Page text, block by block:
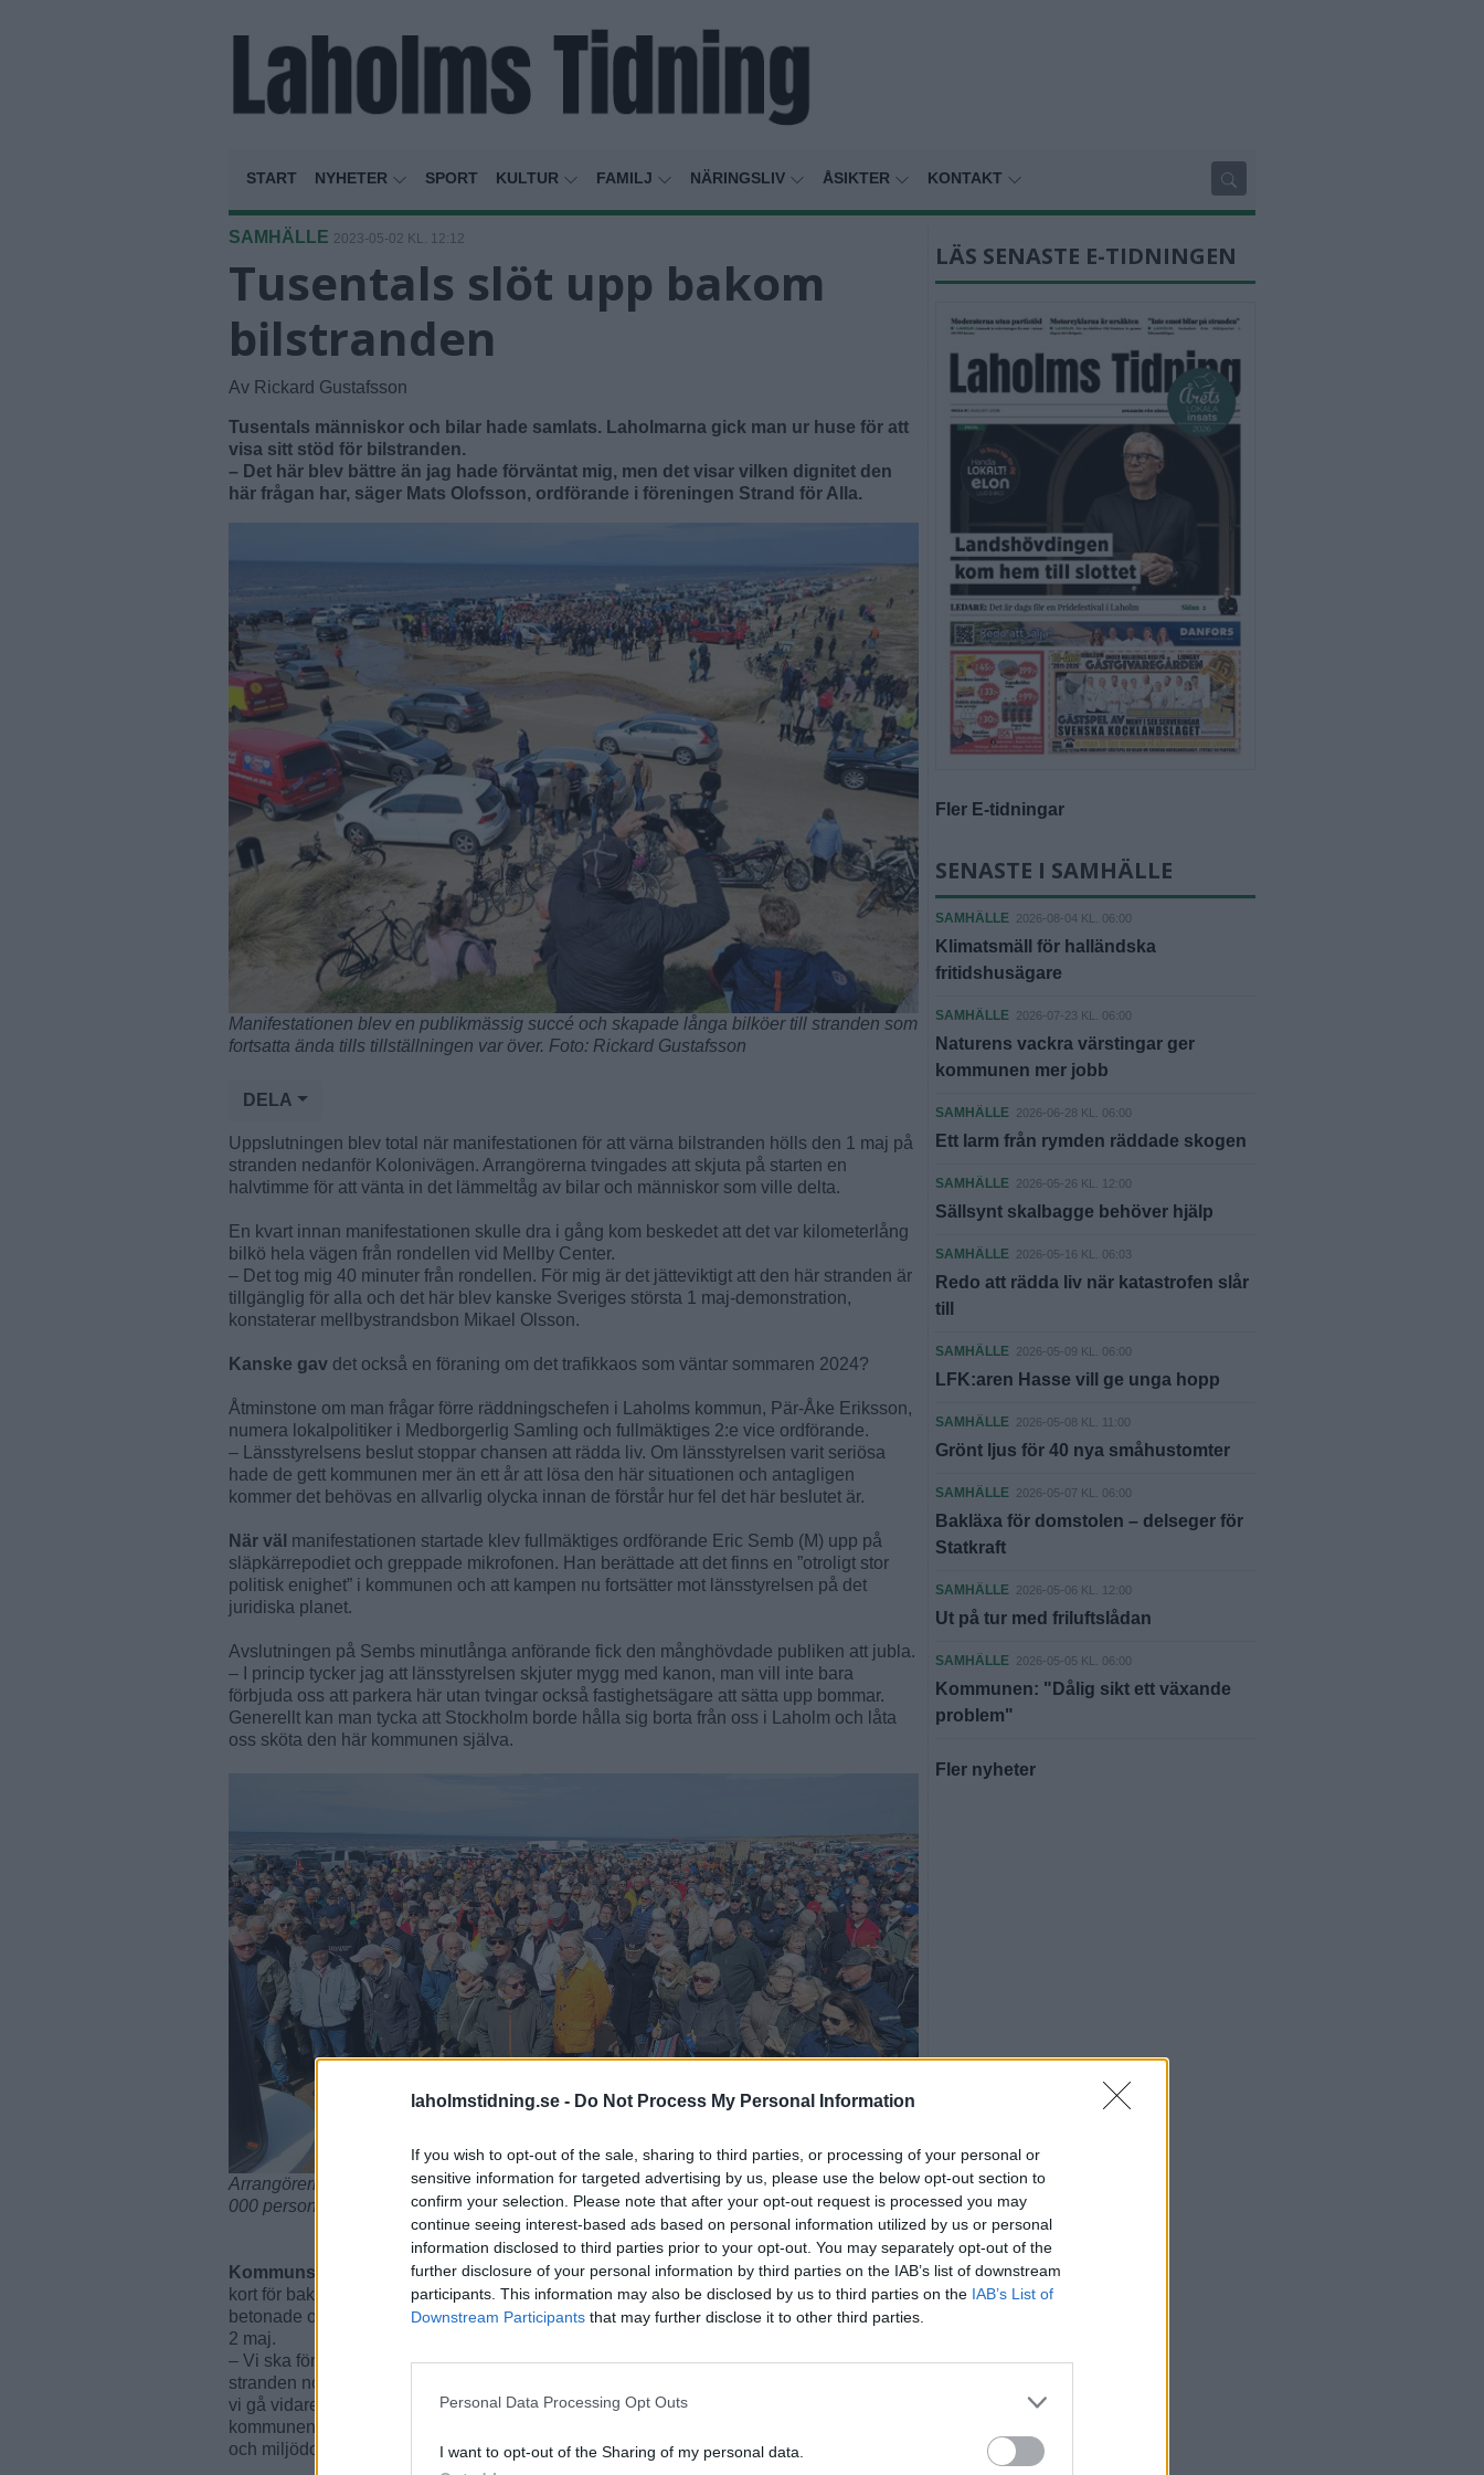
laholmstidning.se - Do Not Process My Personal Information
If you wish to opt-out of the sale, sharing to third parties, or processing of your personal or
sensitive information for targeted advertising by us, please use the below opt-out section to
confirm your selection. Please note that after your opt-out request is processed you may
continue seeing interest-based ads based on personal information utilized by us or personal
information disclosed to third parties prior to your opt-out. You may separately opt-out of the
further disclosure of your personal information by third parties on the IAB’s list of downstream
participants. This information may also be disclosed by us to third parties on the IAB’s List of
Downstream Participants that may further disclose it to other third parties.
Personal Data Processing Opt Outs
I want to opt-out of the Sharing of my personal data.
START NYHETER SPORT KULTUR FAMILJ NÄRINGSLIV ÅSIKTER KONTAKT
SAMHÄLLE 2023-05-02 KL. 12:12
Tusentals slöt upp bakom
bilstranden
Av Rickard Gustafsson
Tusentals människor och bilar hade samlats. Laholmarna gick man ur huse för att
visa sitt stöd för bilstranden.
– Det här blev bättre än jag hade förväntat mig, men det visar vilken dignitet den
här frågan har, säger Mats Olofsson, ordförande i föreningen Strand för Alla.
Manifestationen blev en publikmässig succé och skapade långa bilköer till stranden som
fortsatta ända tills tillställningen var över. Foto: Rickard Gustafsson
DELA
Uppslutningen blev total när manifestationen för att värna bilstranden hölls den 1 maj på
stranden nedanför Kolonivägen. Arrangörerna tvingades att skjuta på starten en
halvtimme för att vänta in det lämmeltåg av bilar och människor som ville delta.
En kvart innan manifestationen skulle dra i gång kom beskedet att det var kilometerlång
bilkö hela vägen från rondellen vid Mellby Center.
– Det tog mig 40 minuter från rondellen. För mig är det jätteviktigt att den här stranden är
tillgänglig för alla och det här blev kanske Sveriges största 1 maj-demonstration,
konstaterar mellbystrandsbon Mikael Olsson.
Kanske gav det också en föraning om det trafikkaos som väntar sommaren 2024?
Åtminstone om man frågar förre räddningschefen i Laholms kommun, Pär-Åke Eriksson,
numera lokalpolitiker i Medborgerlig Samling och fullmäktiges 2:e vice ordförande.
– Länsstyrelsens beslut stoppar chansen att rädda liv. Om länsstyrelsen varit seriösa
hade de gett kommunen mer än ett år att lösa den här situationen och antagligen
kommer det behövas en allvarlig olycka innan de förstår hur fel det här beslutet är.
När väl manifestationen startade klev fullmäktiges ordförande Eric Semb (M) upp på
släpkärrepodiet och greppade mikrofonen. Han berättade att det finns en ”otroligt stor
politisk enighet” i kommunen och att kampen nu fortsätter mot länsstyrelsen på det
juridiska planet.
Avslutningen på Sembs minutlånga anförande fick den månghövdade publiken att jubla.
– I princip tycker jag att länsstyrelsen skjuter mygg med kanon, man vill inte bara
förbjuda oss att parkera här utan tvingar också fastighetsägare att sätta upp bommar.
Generellt kan man tycka att Stockholm borde hålla sig borta från oss i Laholm och låta
oss sköta den här kommunen själva.
Arrangörerna uppskattade antalet deltagare på manifestationen till mellan 3 000 och 4
000 personer. Foto: Rickard Gustafsson
Kommunstyrelsens ordförande,Ove Bengtsson (C), var näste talare och redogjorde
kort för bakgrunden till den evighetslånga diskussionen om bilar på stranden. Han
betonade och påminde också deltagarna att sista dagen för att överklaga beslutet är den
2 maj.
– Vi ska försöka så långt som möjligt att få ärendet prövat, för att vi ska kunna sköta
stranden normalt, som vi alltid gjort. Vi får hålla tummarna att vi reder det här. Annars får
vi gå vidare med både Plan B och Plan C, sa Ove Bengtsson och berättade att
kommunen begärt anstånd för att få lämna in fler undersökningar och yttranden till mark-
och miljödomstolen.
LÄS SENASTE E-TIDNINGEN
Fler E-tidningar
SENASTE I SAMHÄLLE
SAMHÄLLE 2026-08-04 KL. 06:00
Klimatsmäll för halländska
fritidshusägare
SAMHÄLLE 2026-07-23 KL. 06:00
Naturens vackra värstingar ger
kommunen mer jobb
SAMHÄLLE 2026-06-28 KL. 06:00
Ett larm från rymden räddade skogen
SAMHÄLLE 2026-05-26 KL. 12:00
Sällsynt skalbagge behöver hjälp
SAMHÄLLE 2026-05-16 KL. 06:03
Redo att rädda liv när katastrofen slår
till
SAMHÄLLE 2026-05-09 KL. 06:00
LFK:aren Hasse vill ge unga hopp
SAMHÄLLE 2026-05-08 KL. 11:00
Grönt ljus för 40 nya småhustomter
SAMHÄLLE 2026-05-07 KL. 06:00
Bakläxa för domstolen – delseger för
Statkraft
SAMHÄLLE 2026-05-06 KL. 12:00
Ut på tur med friluftslådan
SAMHÄLLE 2026-05-05 KL. 06:00
Kommunen: "Dålig sikt ett växande
problem"
Fler nyheter